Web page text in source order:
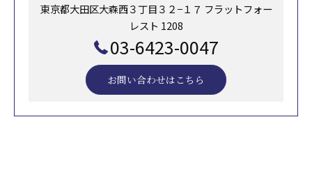
東京都大田区大森西３丁目３２−１７ フラットフォー
レスト 1208
03-6423-0047
お問い合わせはこちら